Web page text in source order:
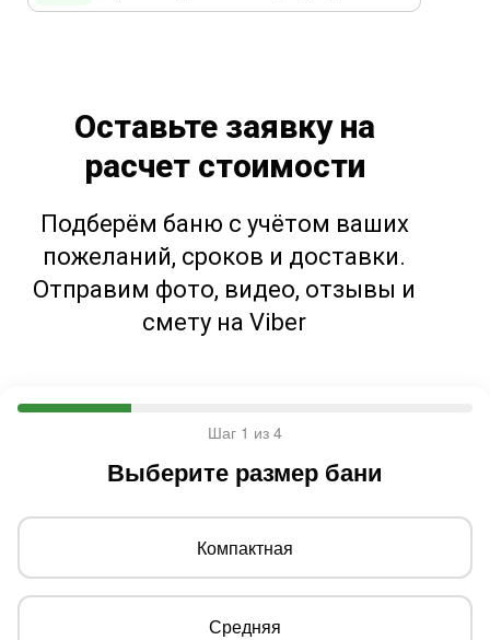
Подберём баню с учётом ваших
пожеланий, сроков и доставки.
Отправим фото, видео, отзывы и
смету на Viber
Оставьте заявку на
расчет стоимости
Шаг 1 из 4
Выберите размер бани
Компактная
Средняя